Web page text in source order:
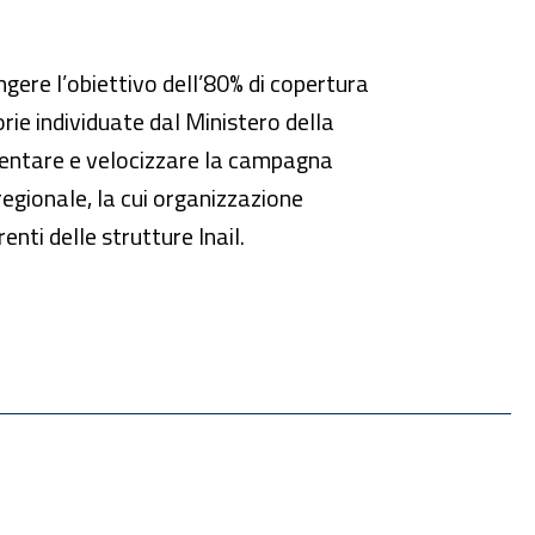
l’obiettivo dell’80% di copertura
individuate dal Ministero della
e velocizzare la campagna
la cui organizzazione
delle strutture Inail.